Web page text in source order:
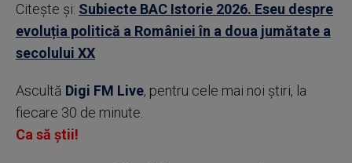
Citește și: Subiecte BAC Istorie 2026. Eseu despre
evoluția politică a României în a doua jumătate a
secolului XX
Ascultă Digi FM Live, pentru cele mai noi știri, la
fiecare 30 de minute.
Ca să știi!